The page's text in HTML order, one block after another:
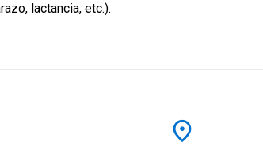
lactancia, etc.).
place